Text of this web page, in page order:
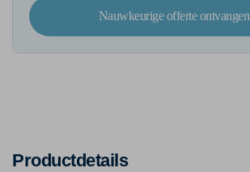
Nauwkeurige offerte ontvangen
Productdetails